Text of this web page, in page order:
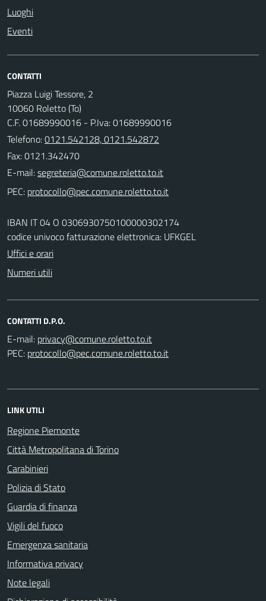
Luoghi
Eventi
CONTATTI
Piazza Luigi Tessore, 2
10060 Roletto (To)
C.F. 01689990016 - P.Iva: 01689990016
Telefono:0121.542128, 0121.542872
Fax: 0121.342470
E-mail:
PEC:
IBAN IT 04 O 0306930750100000302174
codice univoco fatturazione elettronica: UFKGEL
Uffici e orari
Numeri utili
CONTATTI D.P.O.
E-mail:
PEC:
LINK UTILI
Regione Piemonte
Città Metropolitana di Torino
Carabinieri
Polizia di Stato
Guardia di finanza
Vigili del fuoco
Emergenza sanitaria
Informativa privacy
Note legali